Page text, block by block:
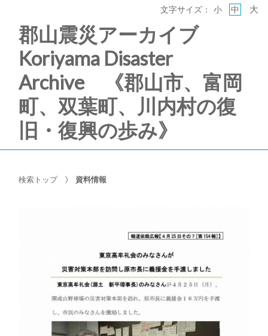
郡山震災アーカイブ
Koriyama Disaster
Archive 《郡山市、富岡
町、双葉町、川内村の復
旧・復興の歩み》
文字サイズ： 小 中 大
検索トップ 資料情報